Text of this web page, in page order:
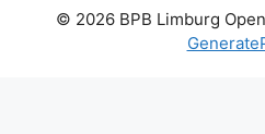
© 2026 BPB Limburg